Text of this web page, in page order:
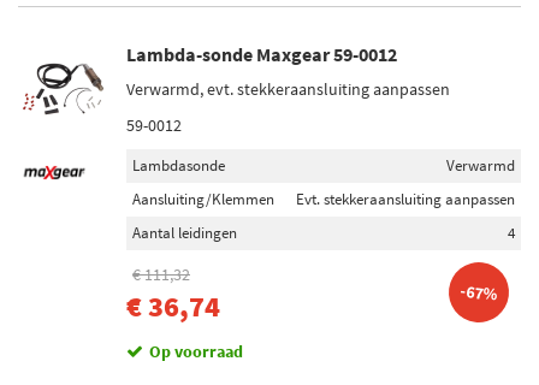
Bosch (5)
Maxgear (2)
Febi Bilstein (1)
Categorieën
Lambda-sonde (24)
Adapter, lambdasonde (3)
Lambda-sonde Maxgear 59-0012
Verwarmd, evt. stekkeraansluiting aanpassen
59-0012
Lambdasonde
Verwarmd
Aansluiting/Klemmen
Evt. stekkeraansluiting aanpassen
Aantal leidingen
4
€ 111,32
€ 36,74 -67%
Op voorraad